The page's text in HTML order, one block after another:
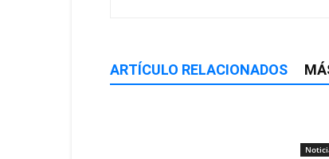
ARTÍCULO RELACIONADOS